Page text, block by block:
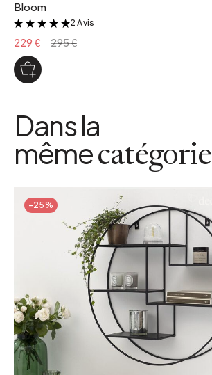
Bloom
&
2 Avis
229 € 295 €
Dans la
mêmecatégorie
-25%